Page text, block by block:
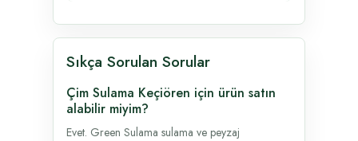
Sıkça Sorulan Sorular
Çim Sulama Keçiören için ürün satın
alabilir miyim?
Evet. Green Sulama sulama ve peyzaj